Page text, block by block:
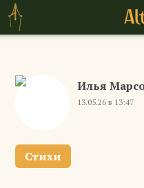
Илья
13.05.26 в 13:47
Стихи